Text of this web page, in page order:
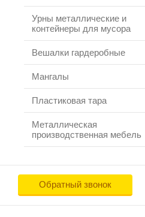
Урны металлические и
контейнеры для мусора
Вешалки гардеробные
Мангалы
Пластиковая тара
Металлическая
производственная мебель
Обратный звонок